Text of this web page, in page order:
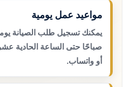
مواعيد عمل يومية
يمكنك تسجيل طلب الصيانة
صباحًا حتى الساعة الحادية
أو واتساب.